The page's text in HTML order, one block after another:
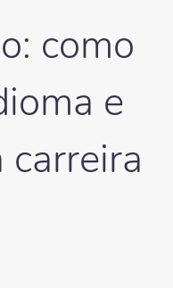
como
e
carreira